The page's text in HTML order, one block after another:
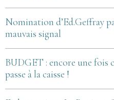
Nomination d’Ed.Geffray
mauvais signal
BUDGET : encore une fois
passe à la caisse !